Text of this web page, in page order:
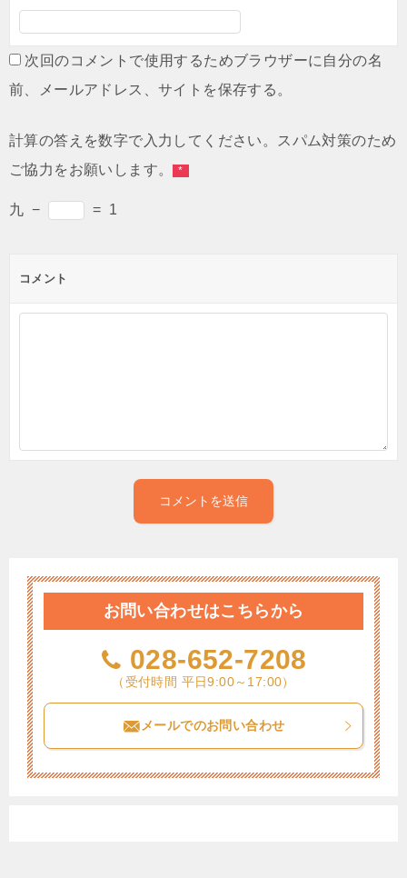
次回のコメントで使用するためブラウザーに自分の名
前、メールアドレス、サイトを保存する。
計算の答えを数字で入力してください。スパム対策のため
ご協力をお願いします。 *
九 − = 1
コメント
お問い合わせはこちらから
028-652-7208
（受付時間 平日9:00～17:00）
メールでのお問い合わせ